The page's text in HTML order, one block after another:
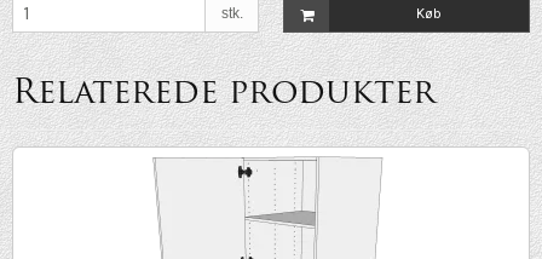
stk. Køb
Relaterede produkter